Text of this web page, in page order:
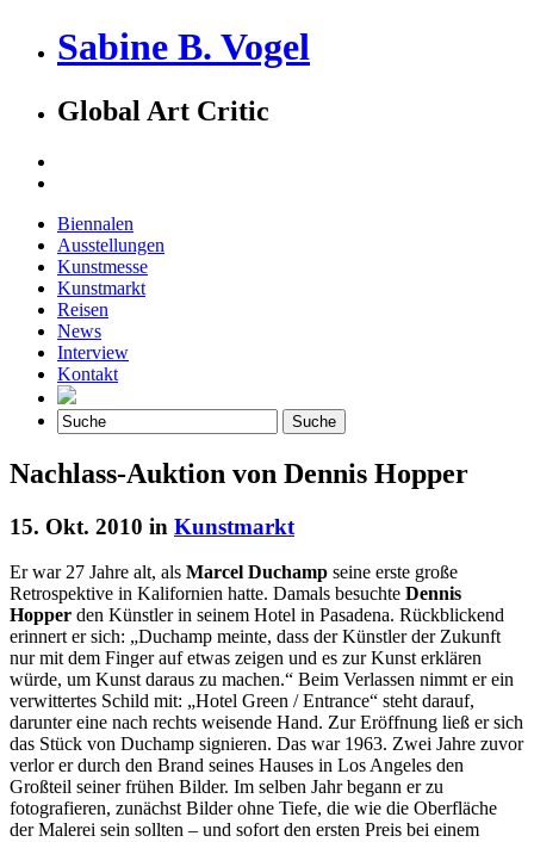
Sabine B. Vogel
Global Art Critic
Biennalen
Ausstellungen
Kunstmesse
Kunstmarkt
Reisen
News
Interview
Kontakt
Nachlass-Auktion von Dennis Hopper
15. Okt. 2010 in Kunstmarkt
Er war 27 Jahre alt, als Marcel Duchamp seine erste große
Retrospektive in Kalifornien hatte. Damals besuchte Dennis
Hopper den Künstler in seinem Hotel in Pasadena. Rückblickend
erinnert er sich: „Duchamp meinte, dass der Künstler der Zukunft
nur mit dem Finger auf etwas zeigen und es zur Kunst erklären
würde, um Kunst daraus zu machen.“ Beim Verlassen nimmt er ein
verwittertes Schild mit: „Hotel Green / Entrance“ steht darauf,
darunter eine nach rechts weisende Hand. Zur Eröffnung ließ er sich
das Stück von Duchamp signieren. Das war 1963. Zwei Jahre zuvor
verlor er durch den Brand seines Hauses in Los Angeles den
Großteil seiner frühen Bilder. Im selben Jahr begann er zu
fotografieren, zunächst Bilder ohne Tiefe, die wie die Oberfläche
der Malerei sein sollten – und sofort den ersten Preis bei einem